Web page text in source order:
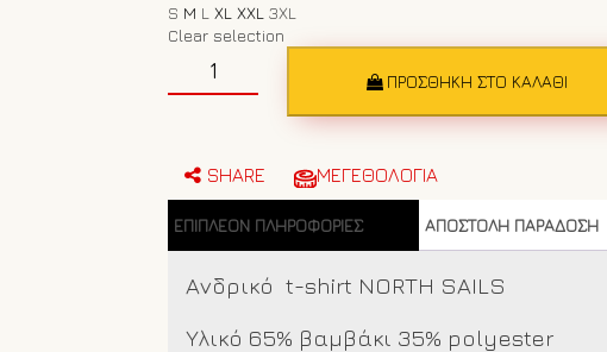
S M L XL XXL3XL
Clear selection
shirt
996022
ποσότητα
ΠΡΟΣΘΉΚΗ ΣΤΟ ΚΑΛΆΘΙ
SHARE ΜΕΓΕΘΟΛΟΓΙΑ
ΕΠΙΠΛΈΟΝ ΠΛΗΡΟΦΟΡΊΕΣ ΑΠΟΣΤΟΛΗ ΠΑΡΑΔΟΣΗ
Ανδρικό t-shirt NORTH SAILS
Υλικό 65% βαμβάκι 35% polyester